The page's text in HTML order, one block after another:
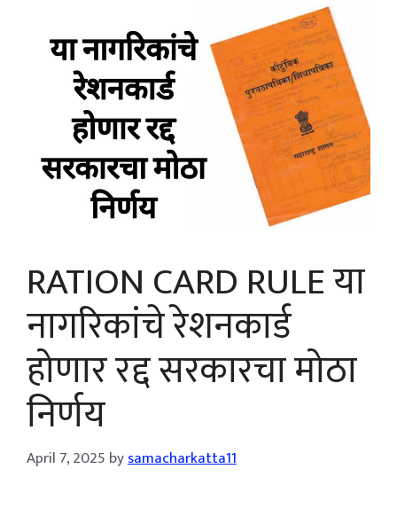
RATION CARD RULE या
नागरिकांचे रेशनकार्ड
होणार रद्द सरकारचा मोठा
निर्णय
April 7, 2025 bysamacharkatta11